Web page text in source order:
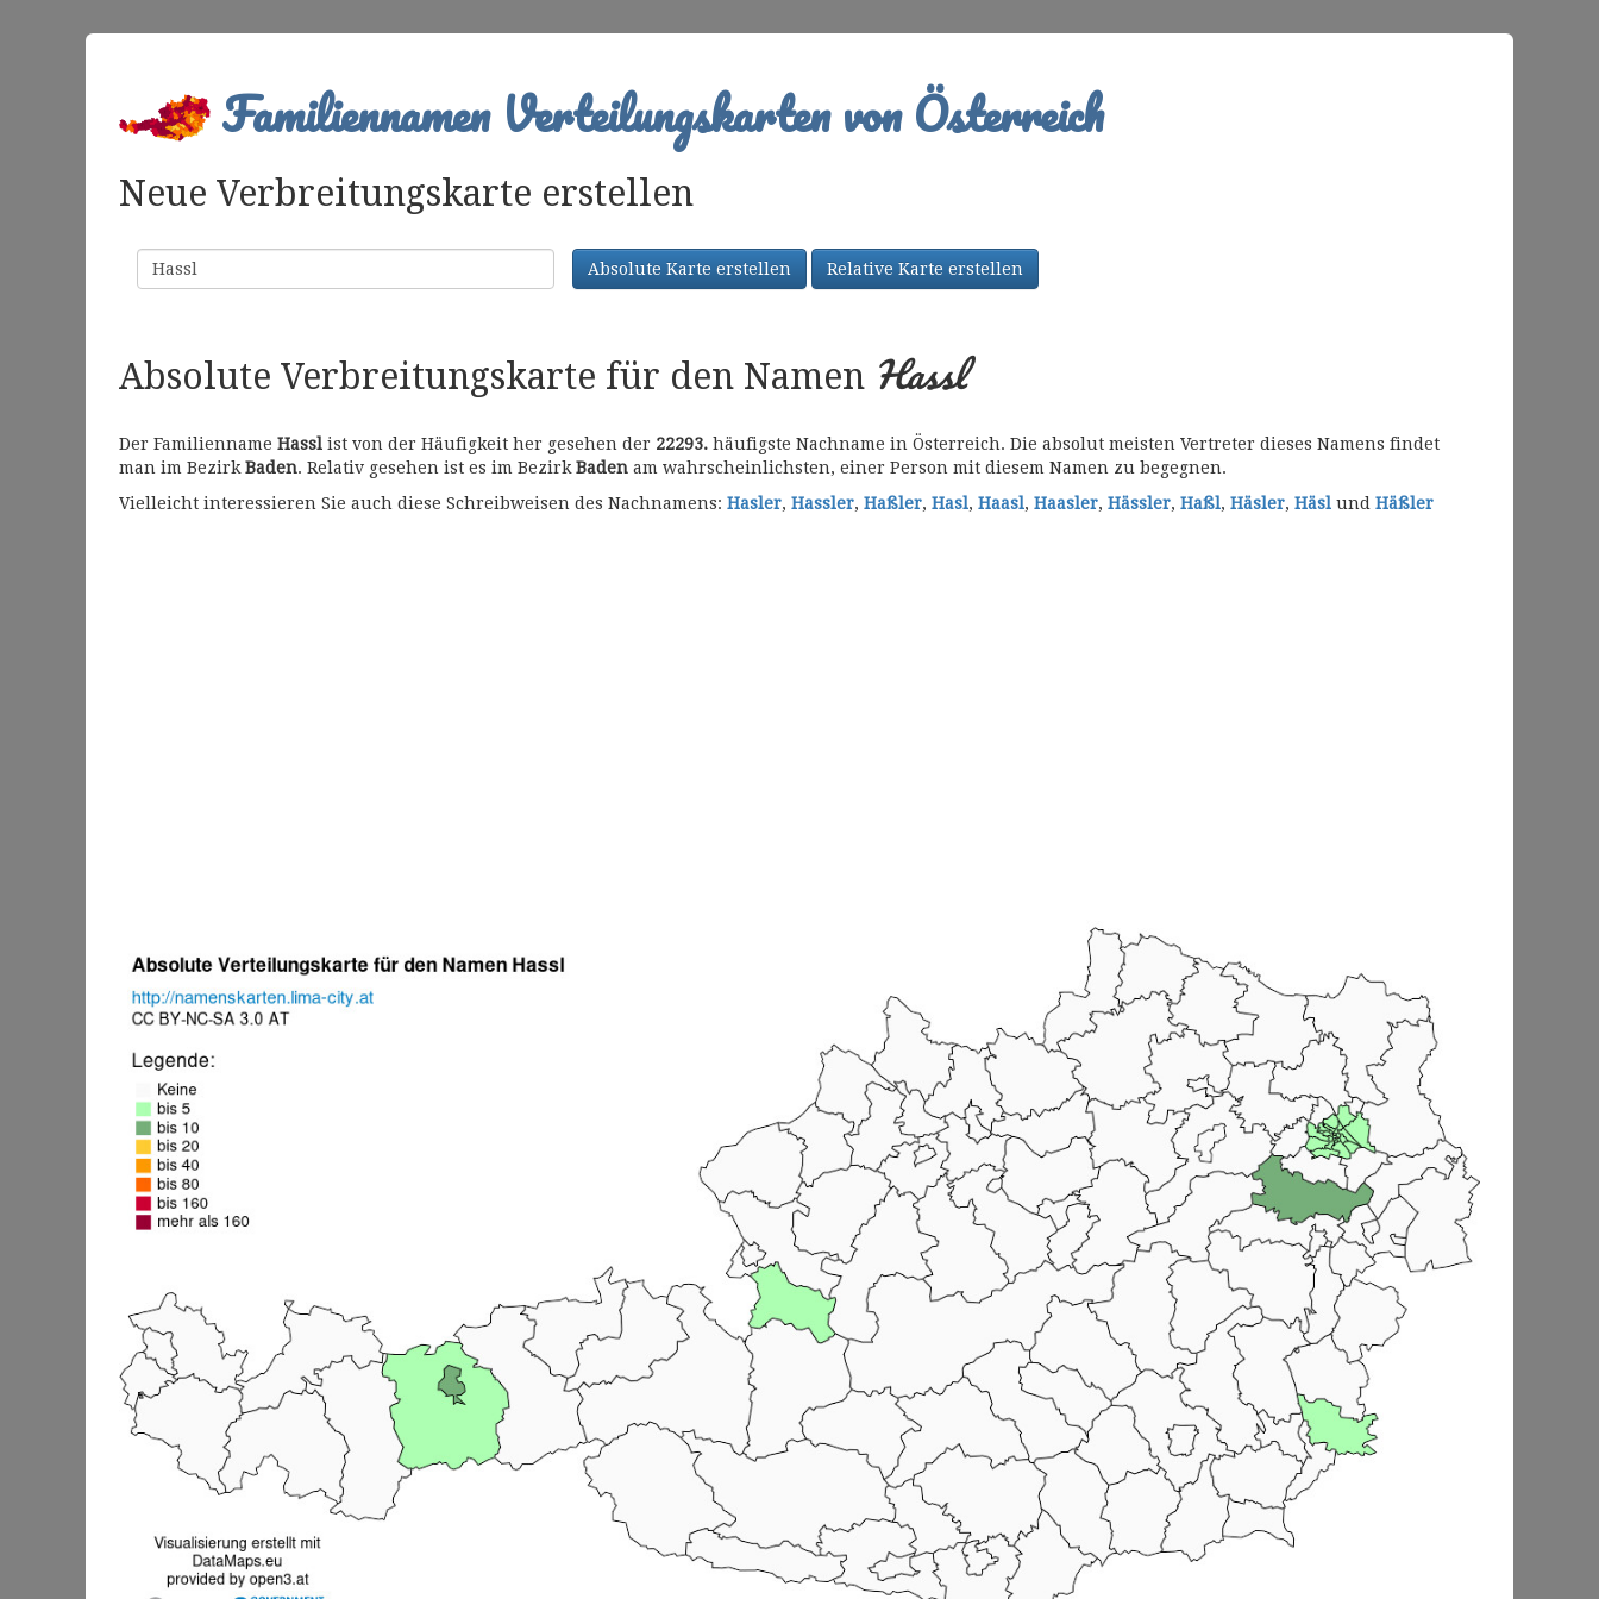
Familiennamen Verteilungskarten von Österreich
Neue Verbreitungskarte erstellen
Familienname Absolute Karte erstellen Relative Karte erstellen
Absolute Verbreitungskarte für den Namen Hassl
Der Familienname Hassl ist von der Häufigkeit her gesehen der 22293. häufigste Nachname in Österreich. Die absolut meisten Vertreter dieses Namens findet
man im BezirkBaden. Relativ gesehen ist es im BezirkBaden am wahrscheinlichsten, einer Person mit diesem Namen zu begegnen.
Vielleicht interessieren Sie auch diese Schreibweisen des Nachnamens: Hasler, Hassler, Haßler, Hasl, Haasl, Haasler, Hässler, Haßl, Häsler, Häsl und Häßler